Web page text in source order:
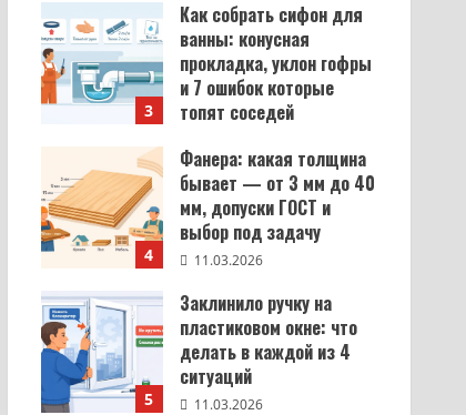
3
Как собрать сифон для
ванны: конусная
прокладка, уклон гофры
и 7 ошибок которые
топят соседей
4
Фанера: какая толщина
бывает — от 3 мм до 40
мм, допуски ГОСТ и
выбор под задачу
11.03.2026
5
Заклинило ручку на
пластиковом окне: что
делать в каждой из 4
ситуаций
11.03.2026